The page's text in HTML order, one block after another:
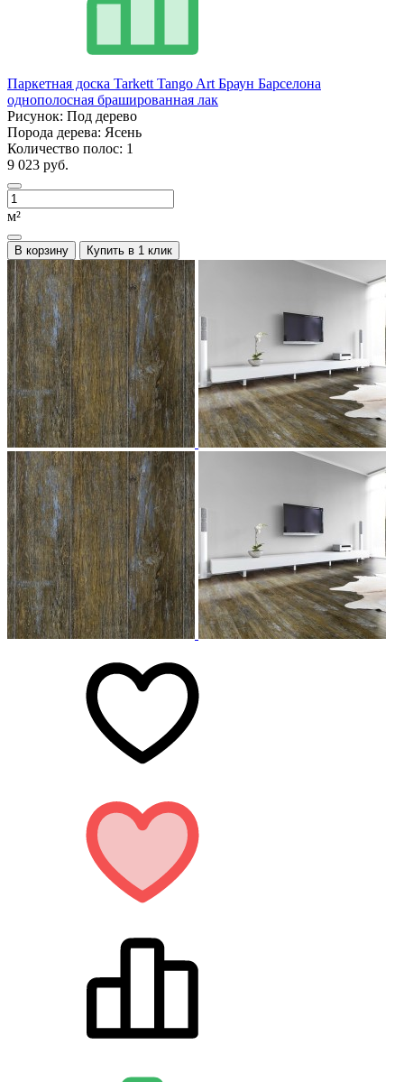
Паркетная доска Tarkett Tango Art Браун Барселона
однополосная брашированная лак
Рисунок: Под дерево
Порода дерева: Ясень
Количество полос: 1
9 023 руб.
м²
В корзину Купить в 1 клик